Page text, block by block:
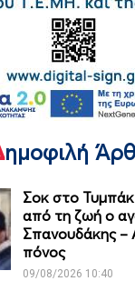
ημοφιλή
Σοκ στο
από τη ζωή ο
Σπανουδάκης –
πόνος
09/08/2026 10:40